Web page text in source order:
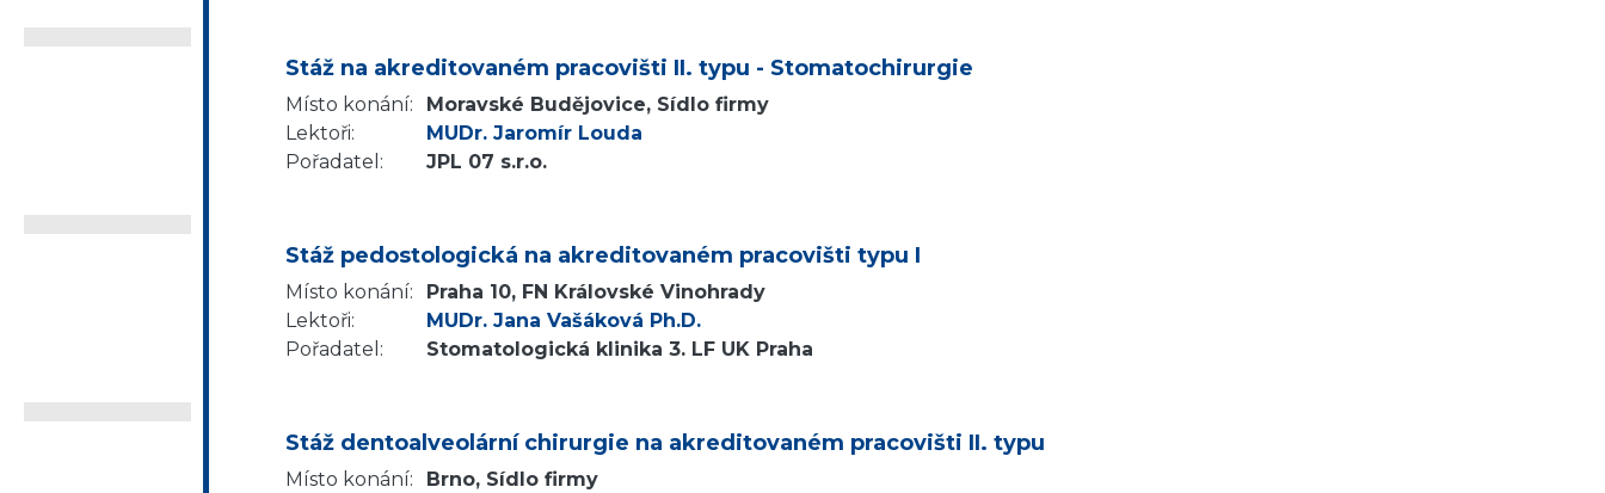
Stáž na akreditovaném pracovišti II. typu - Stomatochirurgie
Místo konání:
Moravské Budějovice, Sídlo firmy
Lektoři:
MUDr. Jaromír Louda
Pořadatel:
JPL 07 s.r.o.
Stáž pedostologická na akreditovaném pracovišti typu I
Místo konání:
Praha 10, FN Královské Vinohrady
Lektoři:
MUDr. Jana Vašáková Ph.D.
Pořadatel:
Stomatologická klinika 3. LF UK Praha
Stáž dentoalveolární chirurgie na akreditovaném pracovišti II. typu
Místo konání:
Brno, Sídlo firmy